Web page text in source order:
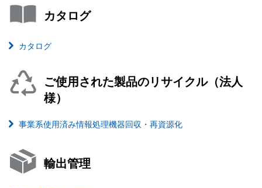
カタログ
カタログ
ご使用された製品のリサイクル（法人
様）
事業系使用済み情報処理機器回収・再資源化
輸出管理